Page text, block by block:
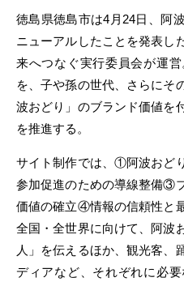
徳島県徳島市は4月24日、阿
ニューアルしたことを発表し
来へつなぐ実行委員会が運
を、子や孫の世代、さらにそ
波おどり」のブランド価値を
を推進する。
サイト制作では、①阿波おど
参加促進のための導線整備③
価値の確立④情報の信頼性と
全国・全世界に向けて、阿波
人」を伝えるほか、観光客、
ディアなど、それぞれに必